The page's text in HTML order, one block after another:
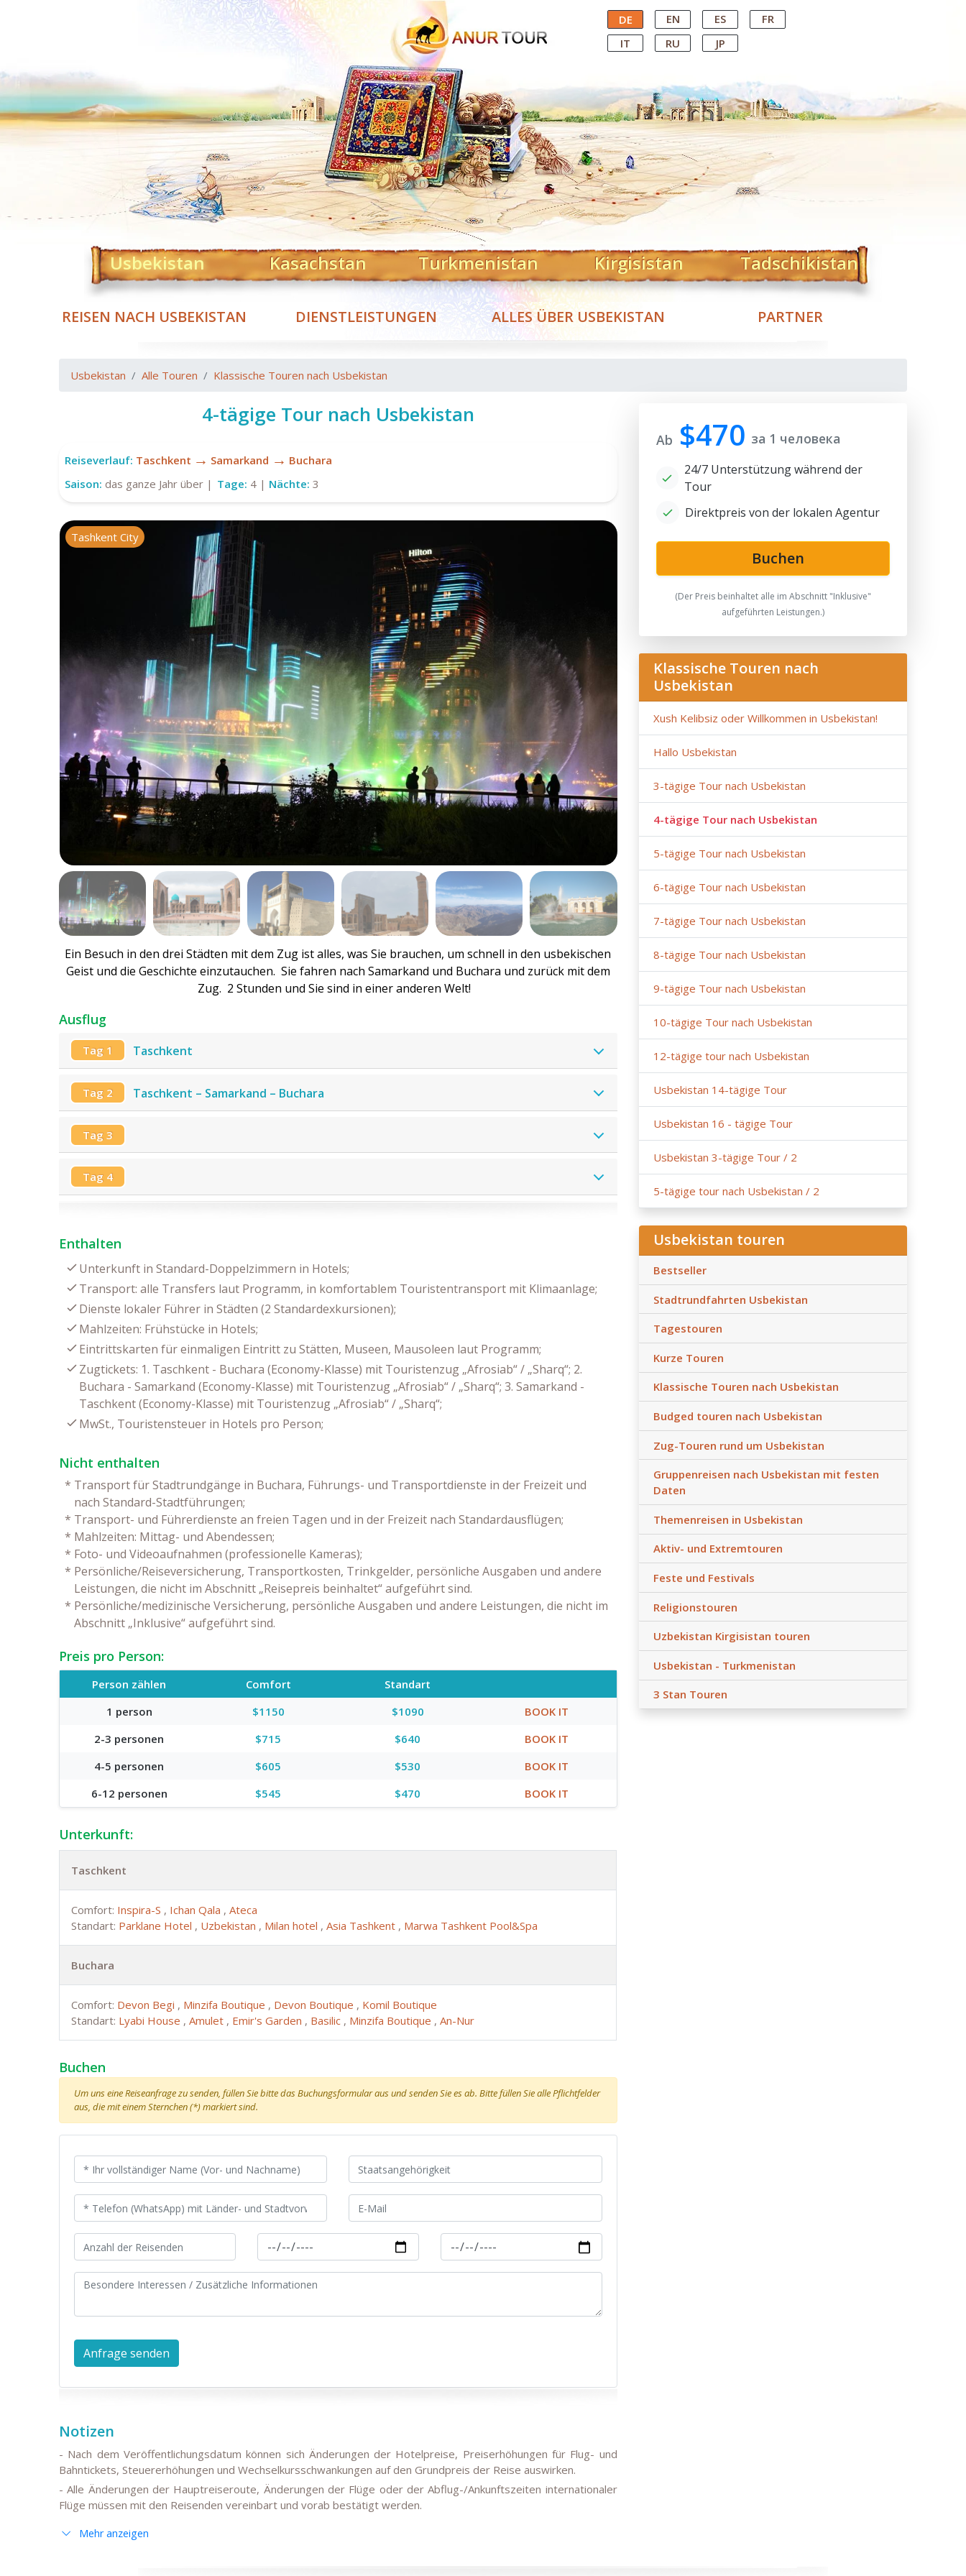
Central Asian Tour Operator DE EN ES
FR
IT
RU JP
Usbekistan Kasachstan Turkmenistan Kirgisistan Tadschikistan
REISEN NACH USBEKISTAN DIENSTLEISTUNGEN ALLES ÜBER USBEKISTAN PARTNER
Usbekistan Alle Touren Klassische Touren nach Usbekistan
4-tägige Tour nach Usbekistan
Reiseverlauf: Taschkent → Samarkand → Buchara
Saison: das ganze Jahr über | Tage: 4 | Nächte: 3
Tashkent City
Ein Besuch in den drei Städten mit dem Zug ist alles, was Sie brauchen, um schnell in den usbekischen
Geist und die Geschichte einzutauchen. Sie fahren nach Samarkand und Buchara und zurück mit dem
Zug. 2 Stunden und Sie sind in einer anderen Welt!
Ausflug
Tag 1 Taschkent
Tag 2 Taschkent – Samarkand – Buchara
Tag 3
Tag 4
Enthalten
Unterkunft in Standard-Doppelzimmern in Hotels;
Transport: alle Transfers laut Programm, in komfortablem Touristentransport mit Klimaanlage;
Dienste lokaler Führer in Städten (2 Standardexkursionen);
Mahlzeiten: Frühstücke in Hotels;
Eintrittskarten für einmaligen Eintritt zu Stätten, Museen, Mausoleen laut Programm;
Zugtickets: 1. Taschkent - Buchara (Economy-Klasse) mit Touristenzug „Afrosiab“ / „Sharq“; 2.
Buchara - Samarkand (Economy-Klasse) mit Touristenzug „Afrosiab“ / „Sharq“; 3. Samarkand -
Taschkent (Economy-Klasse) mit Touristenzug „Afrosiab“ / „Sharq“;
MwSt., Touristensteuer in Hotels pro Person;
Nicht enthalten
* Transport für Stadtrundgänge in Buchara, Führungs- und Transportdienste in der Freizeit und
nach Standard-Stadtführungen;
* Transport- und Führerdienste an freien Tagen und in der Freizeit nach Standardausflügen;
* Mahlzeiten: Mittag- und Abendessen;
* Foto- und Videoaufnahmen (professionelle Kameras);
* Persönliche/Reiseversicherung, Transportkosten, Trinkgelder, persönliche Ausgaben und andere
Leistungen, die nicht im Abschnitt „Reisepreis beinhaltet“ aufgeführt sind.
* Persönliche/medizinische Versicherung, persönliche Ausgaben und andere Leistungen, die nicht im
Abschnitt „Inklusive“ aufgeführt sind.
Preis pro Person:
Person zählen Comfort
Standart
1 person
$1150 $1090
BOOK IT
2-3 personen
$715 $640
BOOK IT
4-5 personen
$605 $530
BOOK IT
6-12 personen
$545 $470 BOOK IT
Unterkunft:
Taschkent
Comfort: Inspira-S , Ichan Qala , Ateca
Standart: Parklane Hotel , Uzbekistan , Milan hotel , Asia Tashkent , Marwa Tashkent Pool&Spa
Buchara
Comfort: Devon Begi , Minzifa Boutique , Devon Boutique , Komil Boutique
Standart: Lyabi House , Amulet , Emir's Garden , Basilic , Minzifa Boutique , An-Nur
Buchen
Um uns eine Reiseanfrage zu senden, füllen Sie bitte das Buchungsformular aus und senden Sie es ab. Bitte füllen Sie alle Pflichtfelder
aus, die mit einem Sternchen (*) markiert sind.
Notizen
- Nach dem Veröffentlichungsdatum können sich Änderungen der Hotelpreise, Preiserhöhungen für Flug- und
Bahntickets, Steuererhöhungen und Wechselkursschwankungen auf den Grundpreis der Reise auswirken.
- Alle Änderungen der Hauptreiseroute, Änderungen der Flüge oder der Abflug-/Ankunftszeiten internationaler
Flüge müssen mit den Reisenden vereinbart und vorab bestätigt werden.
Zugfahrpläne durch einen Transfer mit dem Auto ersetzt werden kann. Für Transfers fällt möglicherweise ein
Mehr anzeigen
Ab $470 за 1 человека
24/7 Unterstützung während der
Tour
Direktpreis von der lokalen Agentur
Buchen
(Der Preis beinhaltet alle im Abschnitt "Inklusive"
aufgeführten Leistungen.)
Klassische Touren nach
Usbekistan
Xush Kelibsiz oder Willkommen in Usbekistan!
Hallo Usbekistan
3-tägige Tour nach Usbekistan
4-tägige Tour nach Usbekistan
5-tägige Tour nach Usbekistan
6-tägige Tour nach Usbekistan
7-tägige Tour nach Usbekistan
8-tägige Tour nach Usbekistan
9-tägige Tour nach Usbekistan
10-tägige Tour nach Usbekistan
12-tägige tour nach Usbekistan
Usbekistan 14-tägige Tour
Usbekistan 16 - tägige Tour
Usbekistan 3-tägige Tour / 2
5-tägige tour nach Usbekistan / 2
Usbekistan touren
Bestseller
Stadtrundfahrten Usbekistan
Tagestouren
Kurze Touren
Klassische Touren nach Usbekistan
Budged touren nach Usbekistan
Zug-Touren rund um Usbekistan
Gruppenreisen nach Usbekistan mit festen
Daten
Themenreisen in Usbekistan
Aktiv- und Extremtouren
Feste und Festivals
Religionstouren
Uzbekistan Kirgisistan touren
Usbekistan - Turkmenistan
3 Stan Touren